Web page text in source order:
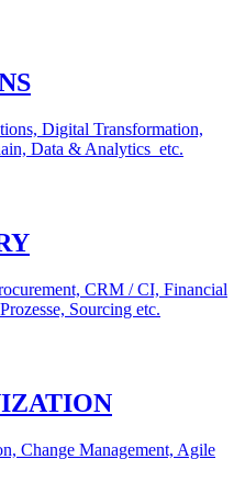
Digital Transformation,
Data & Analytics etc.
CRM / CI, Financial
Sourcing etc.
Change Management, Agile